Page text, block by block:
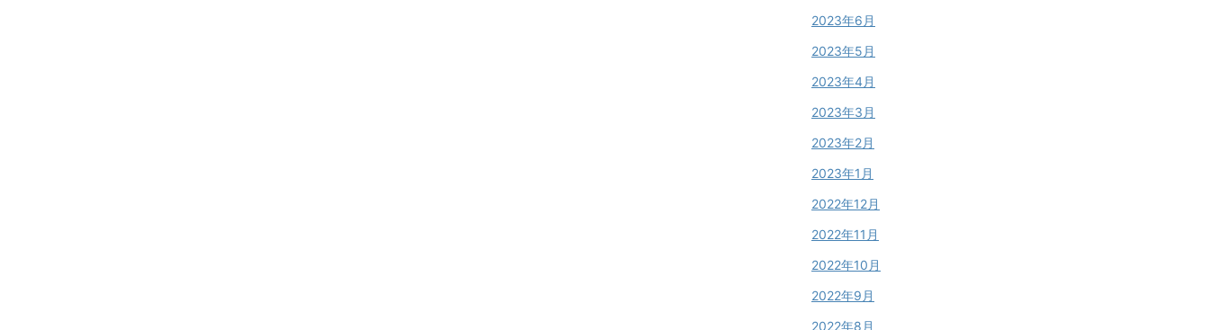
2023年6月
2023年5月
2023年4月
2023年3月
2023年2月
2023年1月
2022年12月
2022年11月
2022年10月
2022年9月
2022年8月